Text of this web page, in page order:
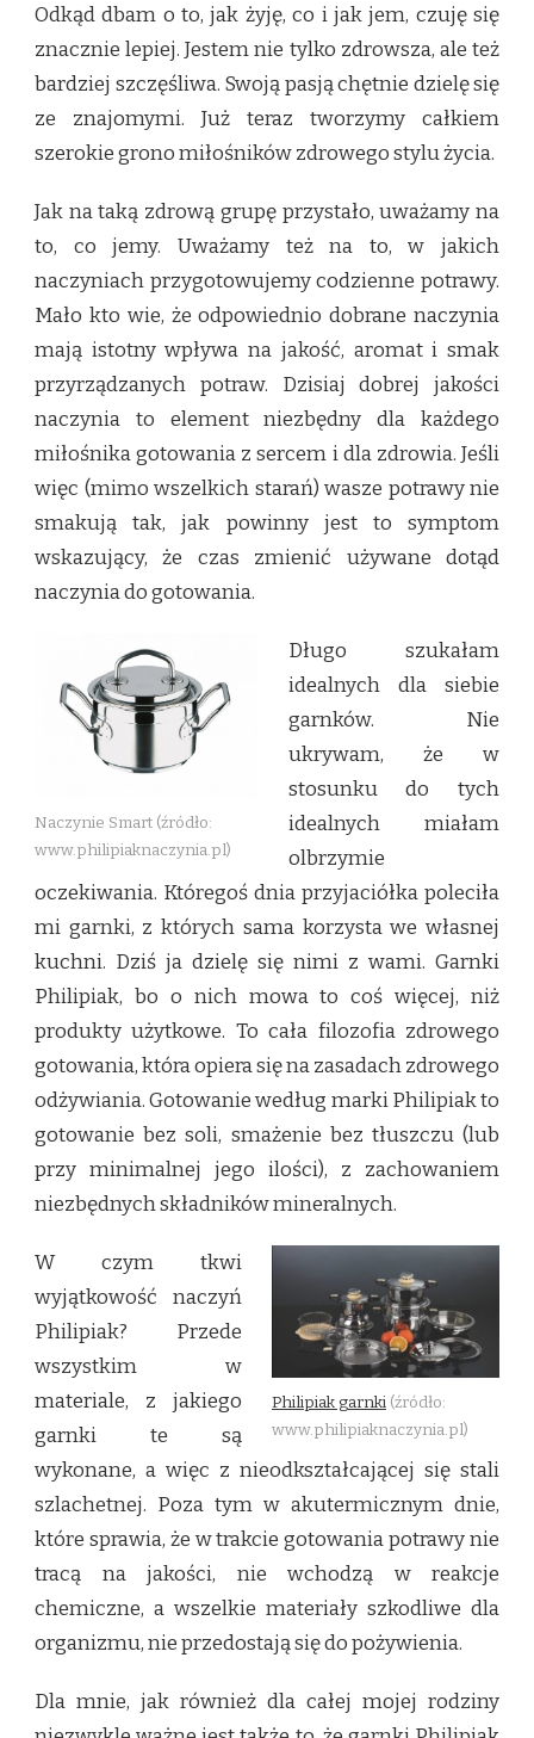
Odkąd dbam o to, jak żyję, co i jak jem, czuję się
znacznie lepiej. Jestem nie tylko zdrowsza, ale też
bardziej szczęśliwa. Swoją pasją chętnie dzielę się
ze znajomymi. Już teraz tworzymy całkiem
szerokie grono miłośników zdrowego stylu życia.
Jak na taką zdrową grupę przystało, uważamy na
to, co jemy. Uważamy też na to, w jakich
naczyniach przygotowujemy codzienne potrawy.
Mało kto wie, że odpowiednio dobrane naczynia
mają istotny wpływa na jakość, aromat i smak
przyrządzanych potraw. Dzisiaj dobrej jakości
naczynia to element niezbędny dla każdego
miłośnika gotowania z sercem i dla zdrowia. Jeśli
więc (mimo wszelkich starań) wasze potrawy nie
smakują tak, jak powinny jest to symptom
wskazujący, że czas zmienić używane dotąd
naczynia do gotowania.
Naczynie Smart (źródło:
www.philipiaknaczynia.pl)
Długo szukałam
idealnych dla siebie
garnków. Nie
ukrywam, że w
stosunku do tych
idealnych miałam
olbrzymie
oczekiwania. Któregoś dnia przyjaciółka poleciła
mi garnki, z których sama korzysta we własnej
kuchni. Dziś ja dzielę się nimi z wami. Garnki
Philipiak, bo o nich mowa to coś więcej, niż
produkty użytkowe. To cała filozofia zdrowego
gotowania, która opiera się na zasadach zdrowego
odżywiania. Gotowanie według marki Philipiak to
gotowanie bez soli, smażenie bez tłuszczu (lub
przy minimalnej jego ilości), z zachowaniem
niezbędnych składników mineralnych.
Philipiak garnki (źródło:
www.philipiaknaczynia.pl)
W czym tkwi
wyjątkowość naczyń
Philipiak? Przede
wszystkim w
materiale, z jakiego
garnki te są
wykonane, a więc z nieodkształcającej się stali
szlachetnej. Poza tym w akutermicznym dnie,
które sprawia, że w trakcie gotowania potrawy nie
tracą na jakości, nie wchodzą w reakcje
chemiczne, a wszelkie materiały szkodliwe dla
organizmu, nie przedostają się do pożywienia.
Dla mnie, jak również dla całej mojej rodziny